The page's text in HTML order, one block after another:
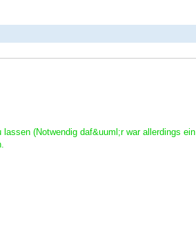
(Notwendig daf&uuml;r war allerdings ein